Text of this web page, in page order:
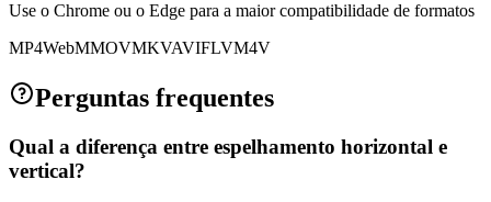
Use o Chrome ou o Edge para a maior compatibilidade de formatos
MP4WebMMOVMKVAVIFLVM4V
Perguntas frequentes
Qual a diferença entre espelhamento horizontal e
vertical?